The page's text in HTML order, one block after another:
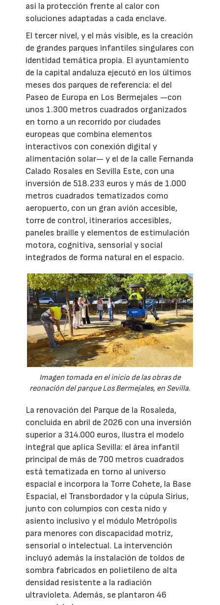
así la protección frente al calor con
soluciones adaptadas a cada enclave.
El tercer nivel, y el más visible, es la creación
de grandes parques infantiles singulares con
identidad temática propia. El ayuntamiento
de la capital andaluza ejecutó en los últimos
meses dos parques de referencia: el del
Paseo de Europa en Los Bermejales —con
unos 1.300 metros cuadrados organizados
en torno a un recorrido por ciudades
europeas que combina elementos
interactivos con conexión digital y
alimentación solar— y el de la calle Fernanda
Calado Rosales en Sevilla Este, con una
inversión de 518.233 euros y más de 1.000
metros cuadrados tematizados como
aeropuerto, con un gran avión accesible,
torre de control, itinerarios accesibles,
paneles braille y elementos de estimulación
motora, cognitiva, sensorial y social
integrados de forma natural en el espacio.
Imagen tomada en el inicio de las obras de
reonación del parque Los Bermejales, en Sevilla.
La renovación del Parque de la Rosaleda,
concluida en abril de 2026 con una inversión
superior a 314.000 euros, ilustra el modelo
integral que aplica Sevilla: el área infantil
principal de más de 700 metros cuadrados
está tematizada en torno al universo
espacial e incorpora la Torre Cohete, la Base
Espacial, el Transbordador y la cúpula Sirius,
junto con columpios con cesta nido y
asiento inclusivo y el módulo Metrópolis
para menores con discapacidad motriz,
sensorial o intelectual. La intervención
incluyó además la instalación de toldos de
sombra fabricados en polietileno de alta
densidad resistente a la radiación
ultravioleta. Además, se plantaron 46